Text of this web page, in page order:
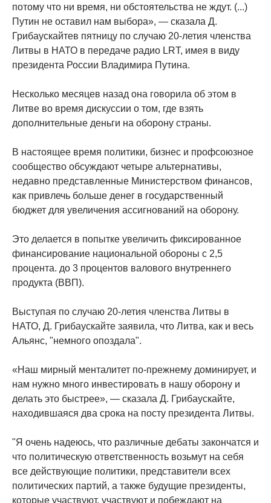
потому что ни время, ни обстоятельства не ждут. (...)
Путин не оставил нам выбора», — сказала Д.
Грибаускайтев пятницу по случаю 20-летия членства
Литвы в НАТО в передаче радио LRT, имея в виду
президента России Владимира Путина.
Несколько месяцев назад она говорила об этом в
Литве во время дискуссии о том, где взять
дополнительные деньги на оборону страны.
В настоящее время политики, бизнес и профсоюзное
сообщество обсуждают четыре альтернативы,
недавно представленные Министерством финансов,
как привлечь больше денег в государственный
бюджет для увеличения ассигнований на оборону.
Это делается в попытке увеличить фиксированное
финансирование национальной обороны с 2,5
процента. до 3 процентов валового внутреннего
продукта (ВВП).
Выступая по случаю 20-летия членства Литвы в
НАТО, Д. Грибаускайте заявила, что Литва, как и весь
Альянс, "немного опоздала".
«Наш мирный менталитет по-прежнему доминирует, и
нам нужно много инвестировать в нашу оборону и
делать это быстрее», — сказала Д. Грибаускайте,
находившаяся два срока на посту президента Литвы.
"Я очень надеюсь, что различные дебаты закончатся и
что политическую ответственность возьмут на себя
все действующие политики, представители всех
политических партий, а также будущие президенты,
которые участвуют, участвуют и побеждают на